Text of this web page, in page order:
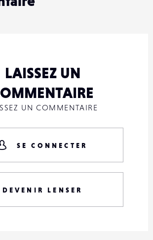
LAISSEZ UN
UN COMMENTAIRE
SE CONNECTER
DEVENIR LENSER